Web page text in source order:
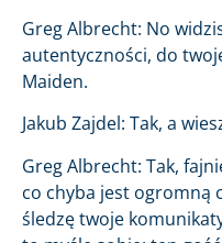
Greg Albrecht: No
autentyczności, do
Maiden.
Jakub Zajdel: Tak, a
Greg Albrecht: Tak,
co chyba jest ogromną
śledzę twoje